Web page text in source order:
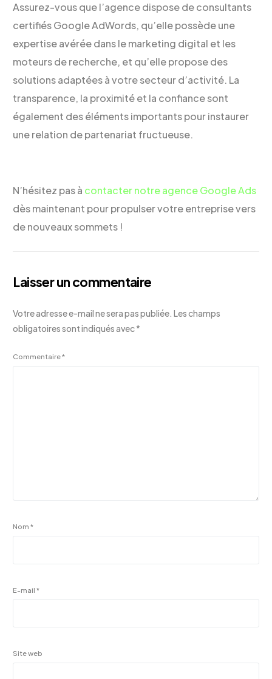
Assurez-vous que l’agence dispose de consultants
certifiés Google AdWords, qu’elle possède une
expertise avérée dans le marketing digital et les
moteurs de recherche, et qu’elle propose des
solutions adaptées à votre secteur d’activité. La
transparence, la proximité et la confiance sont
également des éléments importants pour instaurer
une relation de partenariat fructueuse.
N’hésitez pas à contacter notre agence Google Ads
dès maintenant pour propulser votre entreprise vers
de nouveaux sommets !
Laisser un commentaire
Votre adresse e-mail ne sera pas publiée. Les champs
obligatoires sont indiqués avec*
Commentaire*
Nom*
E-mail*
Site web